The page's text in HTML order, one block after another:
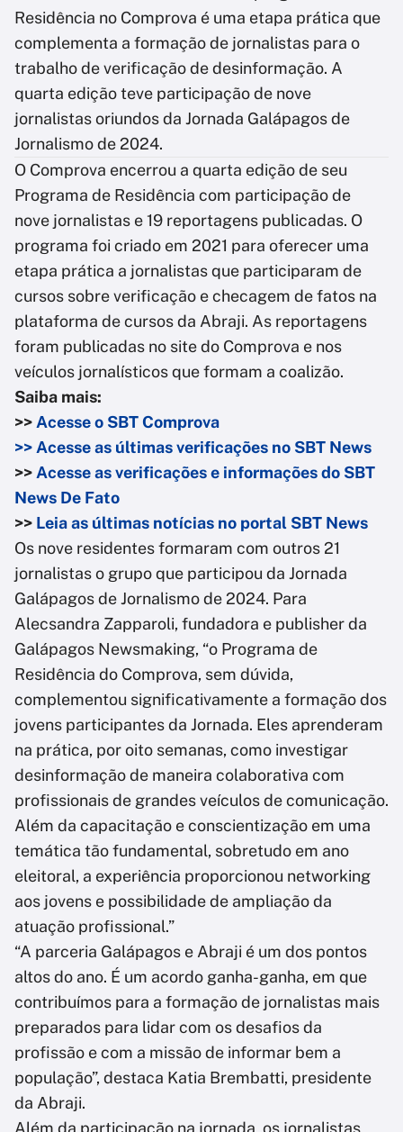
Residência no Comprova é uma etapa prática que
complementa a formação de jornalistas para o
trabalho de verificação de desinformação. A
quarta edição teve participação de nove
jornalistas oriundos da Jornada Galápagos de
Jornalismo de 2024.
O Comprova encerrou a quarta edição de seu
Programa de Residência com participação de
nove jornalistas e 19 reportagens publicadas. O
programa foi criado em 2021 para oferecer uma
etapa prática a jornalistas que participaram de
cursos sobre verificação e checagem de fatos na
plataforma de cursos da Abraji. As reportagens
foram publicadas no site do Comprova e nos
veículos jornalísticos que formam a coalizão.
Saiba mais:
>>Acesse o SBT Comprova
>> Acesse as últimas verificações no SBT News
>>Acesse as verificações e informações do SBT
News De Fato
>> Leia as últimas notícias no portal SBT News
Os nove residentes formaram com outros 21
jornalistas o grupo que participou da Jornada
Galápagos de Jornalismo de 2024. Para
Alecsandra Zapparoli, fundadora e publisher da
Galápagos Newsmaking, “o Programa de
Residência do Comprova, sem dúvida,
complementou significativamente a formação dos
jovens participantes da Jornada. Eles aprenderam
na prática, por oito semanas, como investigar
desinformação de maneira colaborativa com
profissionais de grandes veículos de comunicação.
Além da capacitação e conscientização em uma
temática tão fundamental, sobretudo em ano
eleitoral, a experiência proporcionou networking
aos jovens e possibilidade de ampliação da
atuação profissional.”
“A parceria Galápagos e Abraji é um dos pontos
altos do ano. É um acordo ganha-ganha, em que
contribuímos para a formação de jornalistas mais
preparados para lidar com os desafios da
profissão e com a missão de informar bem a
população”, destaca Katia Brembatti, presidente
da Abraji.